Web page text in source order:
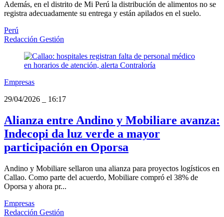
Además, en el distrito de Mi Perú la distribución de alimentos no se
registra adecuadamente su entrega y están apilados en el suelo.
Perú
Redacción Gestión
Empresas
29/04/2026
16:17
Alianza entre Andino y Mobiliare avanza:
Indecopi da luz verde a mayor
participación en Oporsa
Andino y Mobiliare sellaron una alianza para proyectos logísticos en
Callao. Como parte del acuerdo, Mobiliare compró el 38% de
Oporsa y ahora pr...
Empresas
Redacción Gestión